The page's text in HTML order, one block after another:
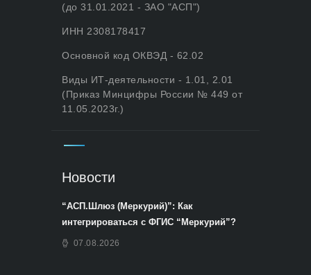
(до 31.01.2021 - ЗАО "АСП")
ИНН 2308178417
Основной код ОКВЭД - 62.02
Виды ИТ-деятельности - 1.01, 2.01
(Приказ Минцифры России № 449 от
11.05.2023г.)
Новости
“АСП.Шлюз (Меркурий)”: Как
интегрироваться с ФГИС “Меркурий”?
07.08.2026